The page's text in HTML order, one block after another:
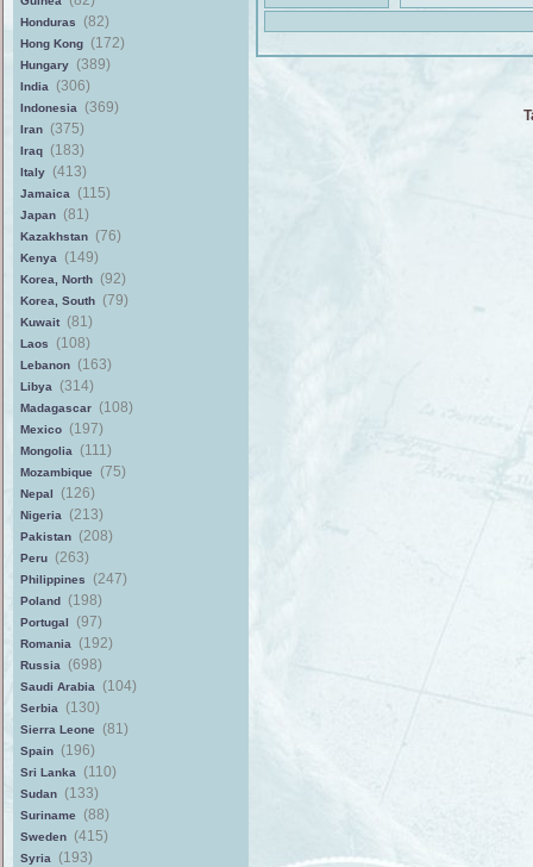
Honduras (82)
Hong Kong (172)
Hungary (389)
India (306)
Indonesia (369)
Iran (375)
Iraq (183)
Italy (413)
Jamaica (115)
Japan (81)
Kazakhstan (76)
Kenya (149)
Korea, North (92)
Korea, South (79)
Kuwait (81)
Laos (108)
Lebanon (163)
Libya (314)
Madagascar (108)
Mexico (197)
Mongolia (111)
Mozambique (75)
Nepal (126)
Nigeria (213)
Pakistan (208)
Peru (263)
Philippines (247)
Poland (198)
Portugal (97)
Romania (192)
Russia (698)
Saudi Arabia (104)
Serbia (130)
Sierra Leone (81)
Spain (196)
Sri Lanka (110)
Sudan (133)
Suriname (88)
Sweden (415)
Syria (193)